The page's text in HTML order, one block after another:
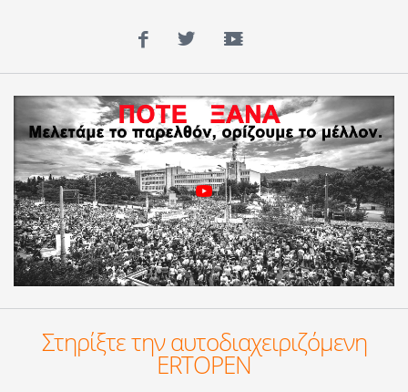
Facebook
TwitterYouTube
Στηρίξτε την αυτοδιαχειριζόμενη
ERTOPEN